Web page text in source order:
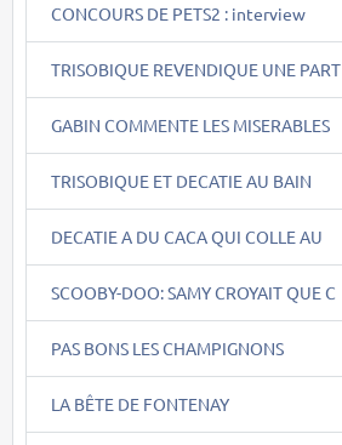
CONCOURS DE PETS2 : interview
TRISOBIQUE REVENDIQUE UNE PART
GABIN COMMENTE LES MISERABLES
TRISOBIQUE ET DECATIE AU BAIN
DECATIE A DU CACA QUI COLLE AU
SCOOBY-DOO: SAMY CROYAIT QUE C
PAS BONS LES CHAMPIGNONS
LA BÊTE DE FONTENAY